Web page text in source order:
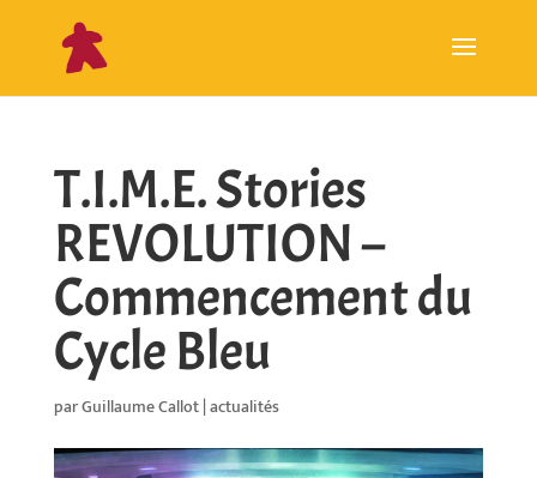
T.I.M.E. Stories
REVOLUTION –
Commencement du
Cycle Bleu
parGuillaume Callot|actualités